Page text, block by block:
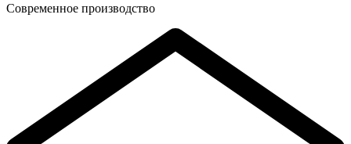
Современное производство